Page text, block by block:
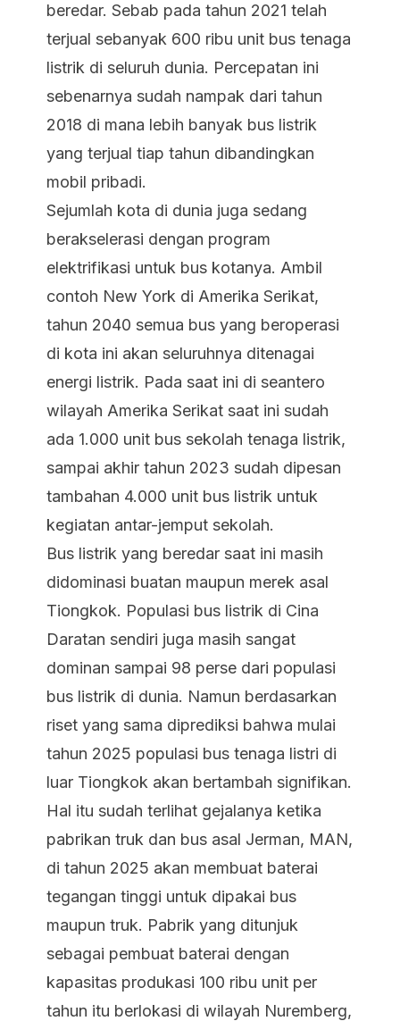
beredar. Sebab pada tahun 2021 telah
terjual sebanyak 600 ribu unit bus tenaga
listrik di seluruh dunia. Percepatan ini
sebenarnya sudah nampak dari tahun
2018 di mana lebih banyak bus listrik
yang terjual tiap tahun dibandingkan
mobil pribadi.
Sejumlah kota di dunia juga sedang
berakselerasi dengan program
elektrifikasi untuk bus kotanya. Ambil
contoh New York di Amerika Serikat,
tahun 2040 semua bus yang beroperasi
di kota ini akan seluruhnya ditenagai
energi listrik. Pada saat ini di seantero
wilayah Amerika Serikat saat ini sudah
ada 1.000 unit bus sekolah tenaga listrik,
sampai akhir tahun 2023 sudah dipesan
tambahan 4.000 unit bus listrik untuk
kegiatan antar-jemput sekolah.
Bus listrik yang beredar saat ini masih
didominasi buatan maupun merek asal
Tiongkok. Populasi bus listrik di Cina
Daratan sendiri juga masih sangat
dominan sampai 98 perse dari populasi
bus listrik di dunia. Namun berdasarkan
riset yang sama diprediksi bahwa mulai
tahun 2025 populasi bus tenaga listri di
luar Tiongkok akan bertambah signifikan.
Hal itu sudah terlihat gejalanya ketika
pabrikan truk dan bus asal Jerman, MAN,
di tahun 2025 akan membuat baterai
tegangan tinggi untuk dipakai bus
maupun truk. Pabrik yang ditunjuk
sebagai pembuat baterai dengan
kapasitas produkasi 100 ribu unit per
tahun itu berlokasi di wilayah Nuremberg,